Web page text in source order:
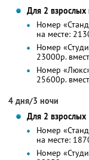
Для 2 взрослых
Номер
на месте:
Номер
23000р.
Номер
25600р.
4 дня/3 ночи
Для 2 взрослых
Номер
на месте:
Номер